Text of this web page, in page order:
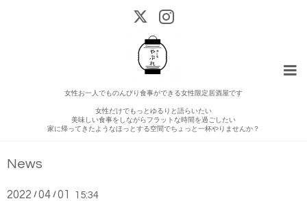
女性お一人でものんびり食事ができる女性限定居酒屋です
女性だけでもっとゆるりと語らいたい
美味しい食事をしながらフラットな時間を過ごしたい
家に帰ってきたようなほっとする空間でちょっと一杯やりませんか？
News
2022 /04 /01 15:34